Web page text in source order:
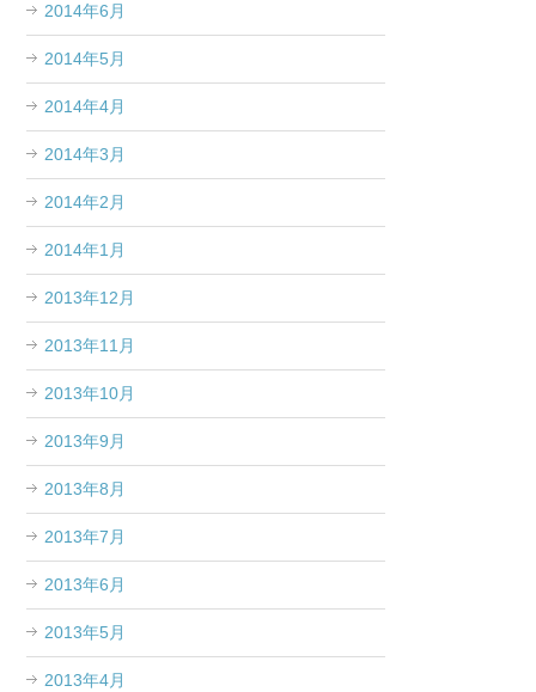
2014年6月
2014年5月
2014年4月
2014年3月
2014年2月
2014年1月
2013年12月
2013年11月
2013年10月
2013年9月
2013年8月
2013年7月
2013年6月
2013年5月
2013年4月